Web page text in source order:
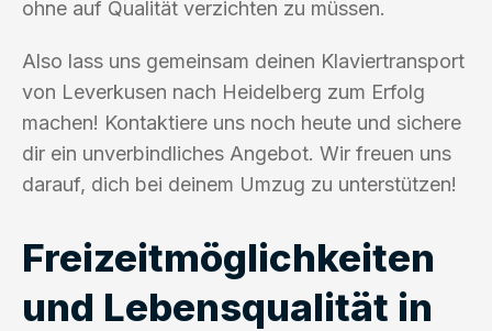
ohne auf Qualität verzichten zu müssen.
Also lass uns gemeinsam deinen Klaviertransport
von Leverkusen nach Heidelberg zum Erfolg
machen! Kontaktiere uns noch heute und sichere
dir ein unverbindliches Angebot. Wir freuen uns
darauf, dich bei deinem Umzug zu unterstützen!
Freizeitmöglichkeiten
und Lebensqualität in